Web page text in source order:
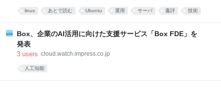
linux あとで読む Ubuntu 運用 サーバ 書評 技術
Box、企業のAI活用に向けた支援サービス「Box FDE」を
発表
3 users cloud.watch.impress.co.jp
人工知能